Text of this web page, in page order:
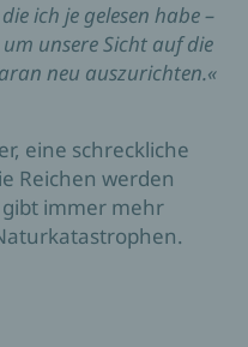
ich je gelesen habe –
unsere Sicht auf die
neu auszurichten.«
eine schreckliche
Reichen werden
gibt immer mehr